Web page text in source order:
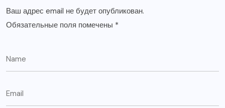
Ваш адрес email не будет опубликован.
Обязательные поля помечены *